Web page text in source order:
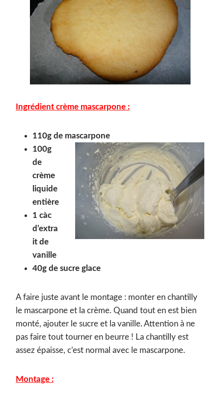
Ingrédient crème mascarpone :
110g de mascarpone
100g
de
crème
liquide
entière
1 càc
d’extra
it de
vanille
40g de sucre glace
A faire juste avant le montage : monter en chantilly
le mascarpone et la crème. Quand tout en est bien
monté, ajouter le sucre et la vanille. Attention à ne
pas faire tout tourner en beurre ! La chantilly est
assez épaisse, c’est normal avec le mascarpone.
Montage :